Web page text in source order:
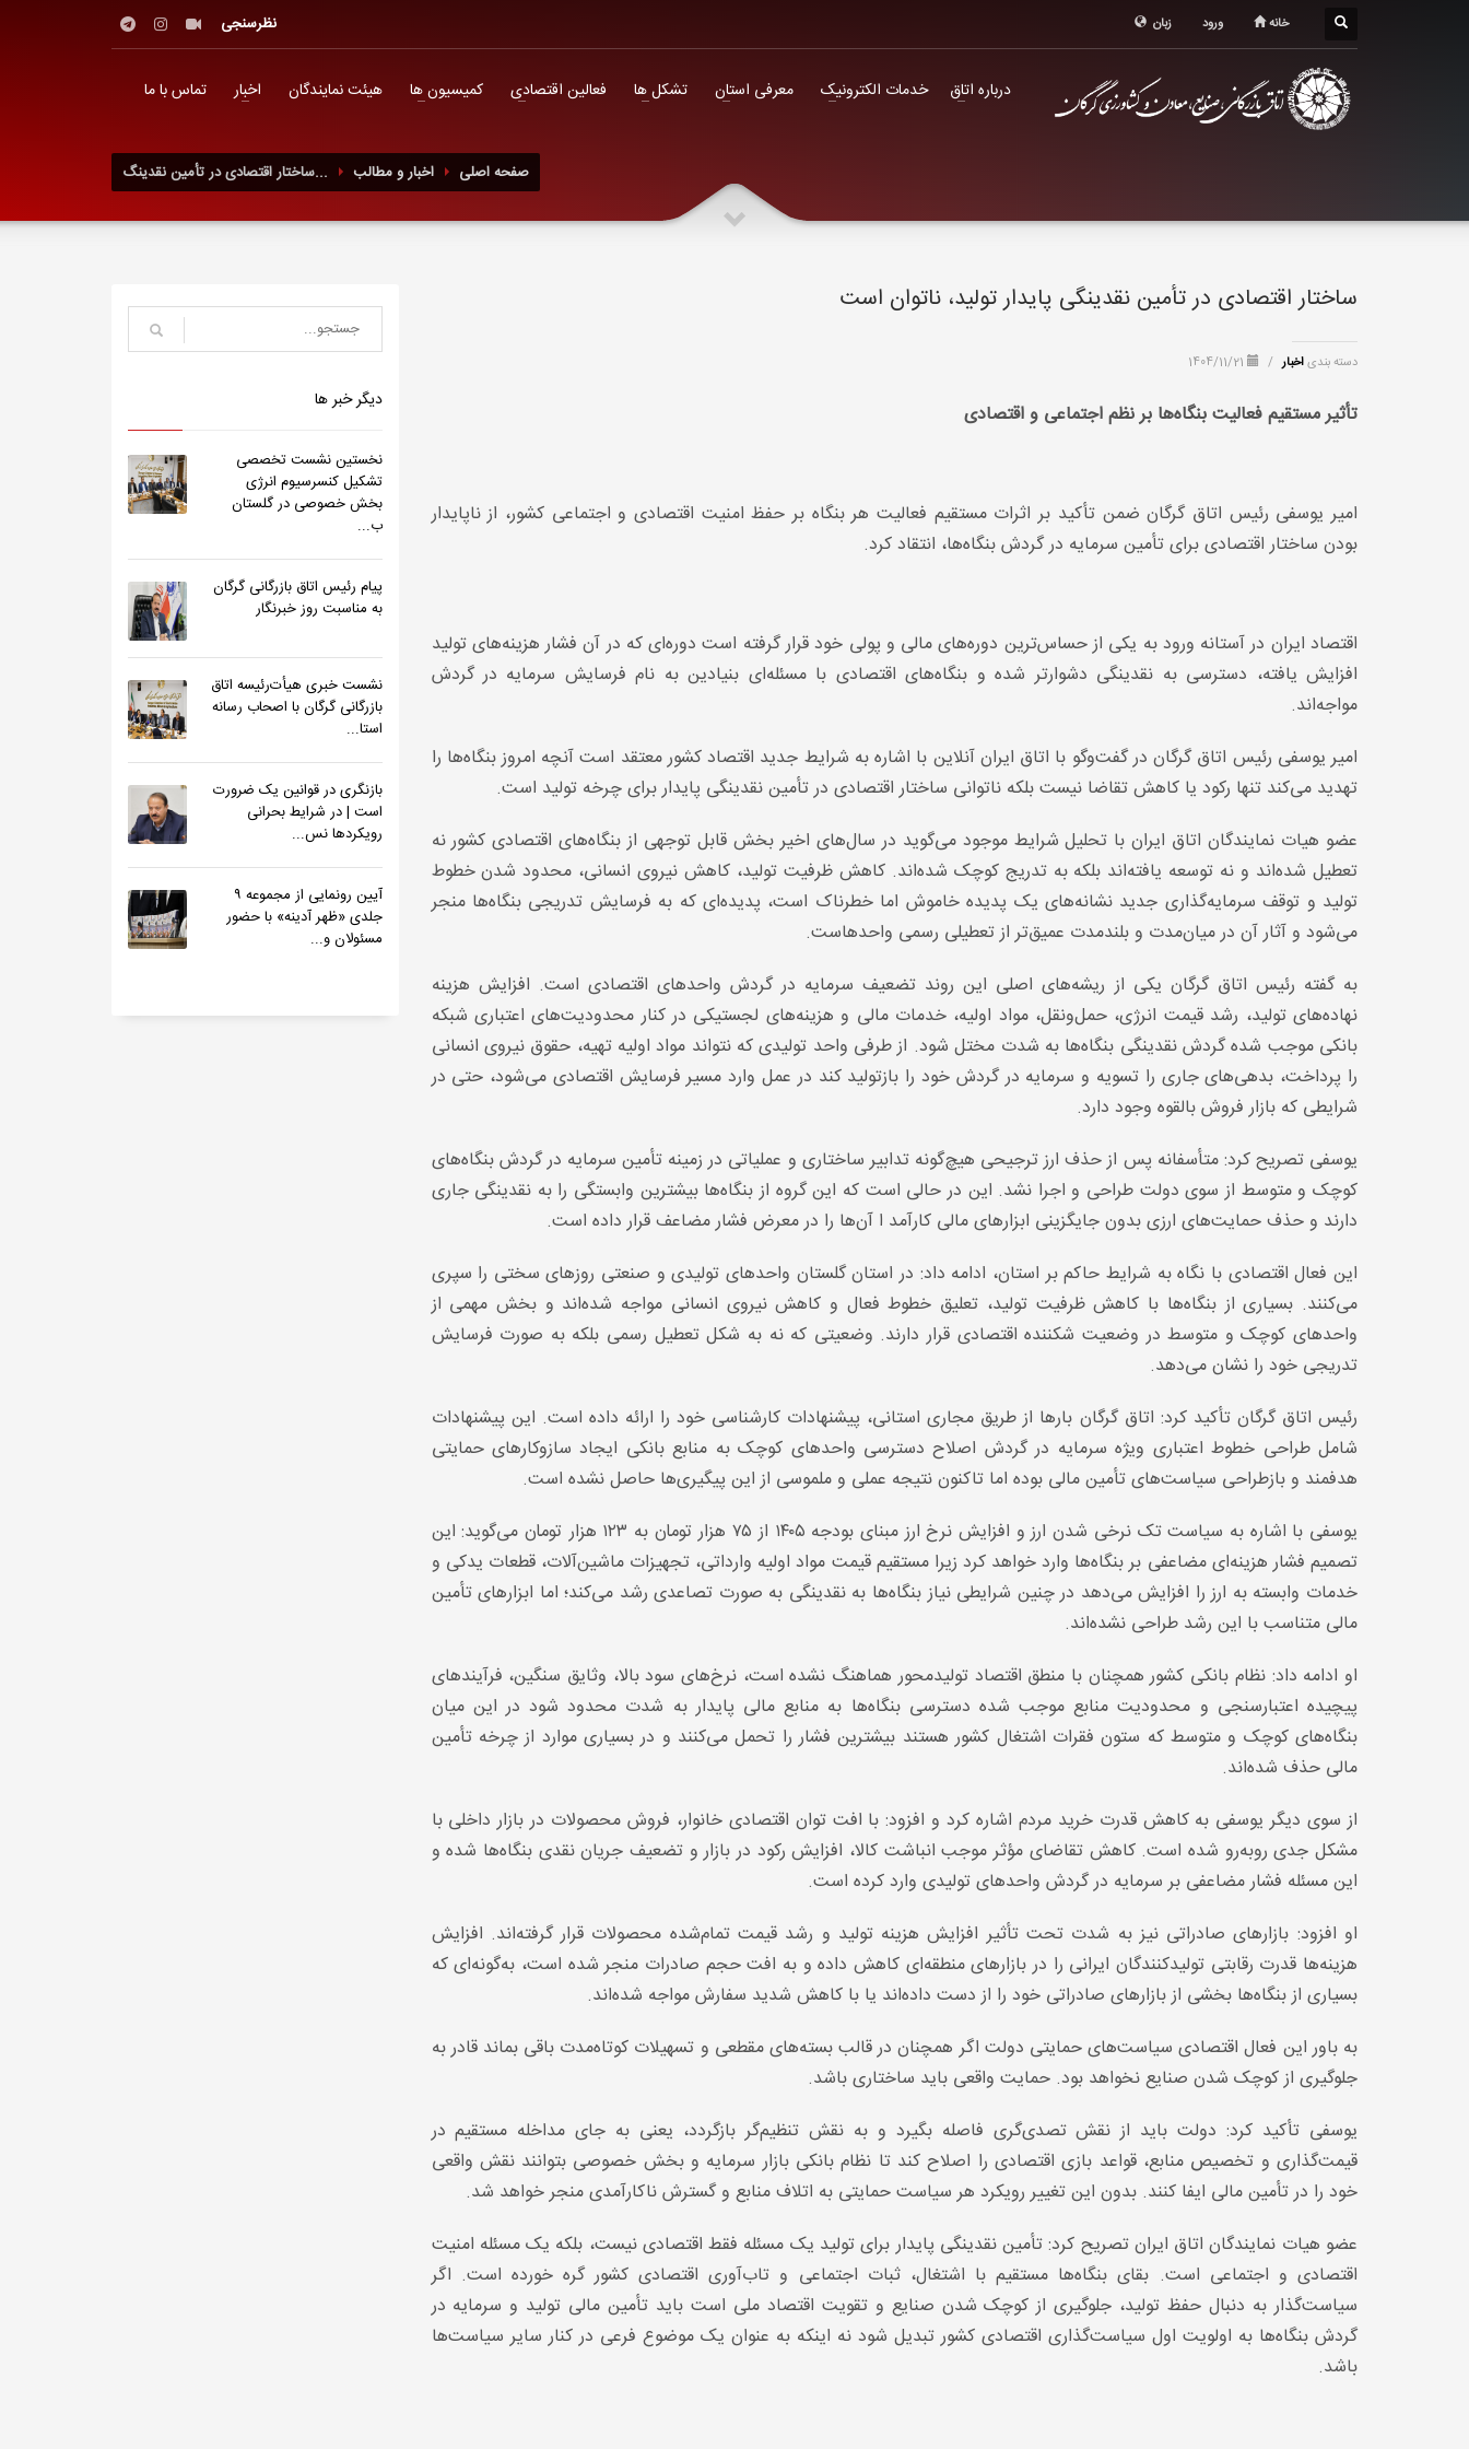
درباره اتاق
خدمات الکترونیک
معرفی استان
تشکل ها
ورود خانه زبان نظرسنجی
درباره اتاق خدمات الکترونیک معرفی استان تشکل ها فعالین اقتصادی کمیسیون ها هیئت نمایندگان اخبار تماس با ما
ساختار اقتصادی در تأمین نقدینگ... اخبار و مطالب صفحه اصلی
دیگر خبر ها
نخستین نشست تخصصی
تشکیل کنسرسیوم انرژی
بخش خصوصی در گلستان
ب...
پیام رئیس اتاق بازرگانی گرگان
به مناسبت روز خبرنگار
نشست خبری هیأت‌رئیسه اتاق
بازرگانی گرگان با اصحاب رسانه
استا...
بازنگری در قوانین یک ضرورت
است | در شرایط بحرانی
رویکردها نس...
آیین رونمایی از مجموعه ۹
جلدی «ظهر آدینه» با حضور
مسئولان و...
ساختار اقتصادی در تأمین نقدینگی پایدار تولید، ناتوان است
دسته بندیاخبار /
تأثیر مستقیم فعالیت بنگاه‌ها بر نظم اجتماعی و اقتصادی
امیر یوسفی رئیس اتاق گرگان ضمن تأکید بر اثرات مستقیم فعالیت هر بنگاه بر حفظ امنیت اقتصادی و اجتماعی کشور، از ناپایدار
بودن ساختار اقتصادی برای تأمین سرمایه در گردش بنگاه‌ها، انتقاد کرد.
اقتصاد ایران در آستانه ورود به یکی از حساس‌ترین دوره‌های مالی و پولی خود قرار گرفته است دوره‌ای که در آن فشار هزینه‌های تولید
افزایش یافته، دسترسی به نقدینگی دشوارتر شده و بنگاه‌های اقتصادی با مسئله‌ای بنیادین به نام فرسایش سرمایه در گردش
مواجه‌اند.
امیر یوسفی رئیس اتاق گرگان در گفت‌وگو با اتاق ایران آنلاین با اشاره به شرایط جدید اقتصاد کشور معتقد است آنچه امروز بنگاه‌ها را
تهدید می‌کند تنها رکود یا کاهش تقاضا نیست بلکه ناتوانی ساختار اقتصادی در تأمین نقدینگی پایدار برای چرخه تولید است.
عضو هیات نمایندگان اتاق ایران با تحلیل شرایط موجود می‌گوید در سال‌های اخیر بخش قابل توجهی از بنگاه‌های اقتصادی کشور نه
تعطیل شده‌اند و نه توسعه یافته‌اند بلکه به تدریج کوچک شده‌اند. کاهش ظرفیت تولید، کاهش نیروی انسانی، محدود شدن خطوط
تولید و توقف سرمایه‌گذاری جدید نشانه‌های یک پدیده خاموش اما خطرناک است، پدیده‌ای که به فرسایش تدریجی بنگاه‌ها منجر
می‌شود و آثار آن در میان‌مدت و بلندمدت عمیق‌تر از تعطیلی رسمی واحدهاست.
به گفته رئیس اتاق گرگان یکی از ریشه‌های اصلی این روند تضعیف سرمایه در گردش واحدهای اقتصادی است. افزایش هزینه
نهاده‌های تولید، رشد قیمت انرژی، حمل‌ونقل، مواد اولیه، خدمات مالی و هزینه‌های لجستیکی در کنار محدودیت‌های اعتباری شبکه
بانکی موجب شده گردش نقدینگی بنگاه‌ها به شدت مختل شود. از طرفی واحد تولیدی که نتواند مواد اولیه تهیه، حقوق نیروی انسانی
را پرداخت، بدهی‌های جاری را تسویه و سرمایه در گردش خود را بازتولید کند در عمل وارد مسیر فرسایش اقتصادی می‌شود، حتی در
شرایطی که بازار فروش بالقوه وجود دارد.
یوسفی تصریح کرد: متأسفانه پس از حذف ارز ترجیحی هیچ‌گونه تدابیر ساختاری و عملیاتی در زمینه تأمین سرمایه در گردش بنگاه‌های
کوچک و متوسط از سوی دولت طراحی و اجرا نشد. این در حالی است که این گروه از بنگاه‌ها بیشترین وابستگی را به نقدینگی جاری
دارند و حذف حمایت‌های ارزی بدون جایگزینی ابزارهای مالی کارآمد ا آن‌ها را در معرض فشار مضاعف قرار داده است.
این فعال اقتصادی با نگاه به شرایط حاکم بر استان، ادامه داد: در استان گلستان واحدهای تولیدی و صنعتی روزهای سختی را سپری
می‌کنند. بسیاری از بنگاه‌ها با کاهش ظرفیت تولید، تعلیق خطوط فعال و کاهش نیروی انسانی مواجه شده‌اند و بخش مهمی از
واحدهای کوچک و متوسط در وضعیت شکننده اقتصادی قرار دارند. وضعیتی که نه به شکل تعطیل رسمی بلکه به صورت فرسایش
تدریجی خود را نشان می‌دهد.
رئیس اتاق گرگان تأکید کرد: اتاق گرگان بارها از طریق مجاری استانی، پیشنهادات کارشناسی خود را ارائه داده است. این پیشنهادات
شامل طراحی خطوط اعتباری ویژه سرمایه در گردش اصلاح دسترسی واحدهای کوچک به منابع بانکی ایجاد سازوکارهای حمایتی
هدفمند و بازطراحی سیاست‌های تأمین مالی بوده اما تاکنون نتیجه عملی و ملموسی از این پیگیری‌ها حاصل نشده است.
یوسفی با اشاره به سیاست تک نرخی شدن ارز و افزایش نرخ ارز مبنای بودجه ۱۴۰۵ از ۷۵ هزار تومان به ۱۲۳ هزار تومان می‌گوید: این
تصمیم فشار هزینه‌ای مضاعفی بر بنگاه‌ها وارد خواهد کرد زیرا مستقیم قیمت مواد اولیه وارداتی، تجهیزات ماشین‌آلات، قطعات یدکی و
خدمات وابسته به ارز را افزایش می‌دهد در چنین شرایطی نیاز بنگاه‌ها به نقدینگی به صورت تصاعدی رشد می‌کند؛ اما ابزارهای تأمین
مالی متناسب با این رشد طراحی نشده‌اند.
او ادامه داد: نظام بانکی کشور همچنان با منطق اقتصاد تولیدمحور هماهنگ نشده است، نرخ‌های سود بالا، وثایق سنگین، فرآیندهای
پیچیده اعتبارسنجی و محدودیت منابع موجب شده دسترسی بنگاه‌ها به منابع مالی پایدار به شدت محدود شود در این میان
بنگاه‌های کوچک و متوسط که ستون فقرات اشتغال کشور هستند بیشترین فشار را تحمل می‌کنند و در بسیاری موارد از چرخه تأمین
مالی حذف شده‌اند.
از سوی دیگر یوسفی به کاهش قدرت خرید مردم اشاره کرد و افزود: با افت توان اقتصادی خانوار، فروش محصولات در بازار داخلی با
مشکل جدی روبه‌رو شده است. کاهش تقاضای مؤثر موجب انباشت کالا، افزایش رکود در بازار و تضعیف جریان نقدی بنگاه‌ها شده و
این مسئله فشار مضاعفی بر سرمایه در گردش واحدهای تولیدی وارد کرده است.
او افزود: بازارهای صادراتی نیز به شدت تحت تأثیر افزایش هزینه تولید و رشد قیمت تمام‌شده محصولات قرار گرفته‌اند. افزایش
هزینه‌ها قدرت رقابتی تولیدکنندگان ایرانی را در بازارهای منطقه‌ای کاهش داده و به افت حجم صادرات منجر شده است، به‌گونه‌ای که
بسیاری از بنگاه‌ها بخشی از بازارهای صادراتی خود را از دست داده‌اند یا با کاهش شدید سفارش مواجه شده‌اند.
به باور این فعال اقتصادی سیاست‌های حمایتی دولت اگر همچنان در قالب بسته‌های مقطعی و تسهیلات کوتاه‌مدت باقی بماند قادر به
جلوگیری از کوچک شدن صنایع نخواهد بود. حمایت واقعی باید ساختاری باشد.
یوسفی تأکید کرد: دولت باید از نقش تصدی‌گری فاصله بگیرد و به نقش تنظیم‌گر بازگردد، یعنی به جای مداخله مستقیم در
قیمت‌گذاری و تخصیص منابع، قواعد بازی اقتصادی را اصلاح کند تا نظام بانکی بازار سرمایه و بخش خصوصی بتوانند نقش واقعی
خود را در تأمین مالی ایفا کنند. بدون این تغییر رویکرد هر سیاست حمایتی به اتلاف منابع و گسترش ناکارآمدی منجر خواهد شد.
عضو هیات نمایندگان اتاق ایران تصریح کرد: تأمین نقدینگی پایدار برای تولید یک مسئله فقط اقتصادی نیست، بلکه یک مسئله امنیت
اقتصادی و اجتماعی است. بقای بنگاه‌ها مستقیم با اشتغال، ثبات اجتماعی و تاب‌آوری اقتصادی کشور گره خورده است. اگر
سیاست‌گذار به دنبال حفظ تولید، جلوگیری از کوچک شدن صنایع و تقویت اقتصاد ملی است باید تأمین مالی تولید و سرمایه در
گردش بنگاه‌ها به اولویت اول سیاست‌گذاری اقتصادی کشور تبدیل شود نه اینکه به عنوان یک موضوع فرعی در کنار سایر سیاست‌ها
باشد.